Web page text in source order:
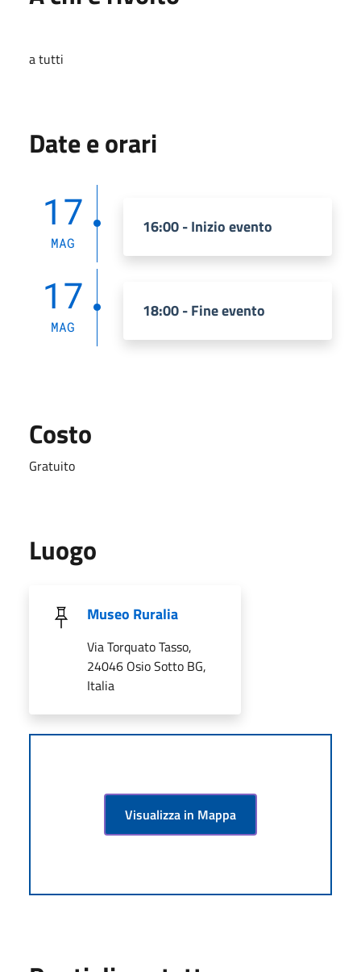
a tutti
Date e orari
17
MAG
16:00 - Inizio evento
17
MAG
18:00 - Fine evento
Costo
Gratuito
Luogo
Museo Ruralia
Via Torquato Tasso,
24046 Osio Sotto BG,
Italia
Visualizza in Mappa